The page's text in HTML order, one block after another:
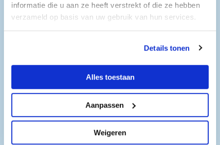
informatie die u aan ze heeft verstrekt of die ze hebben
verzameld op basis van uw gebruik van hun services.
Details tonen
Alles toestaan
Aanpassen
Weigeren
Wij ontvangen ook groepen leerlingen/studenten.
Dinsdag 17 maart 2026